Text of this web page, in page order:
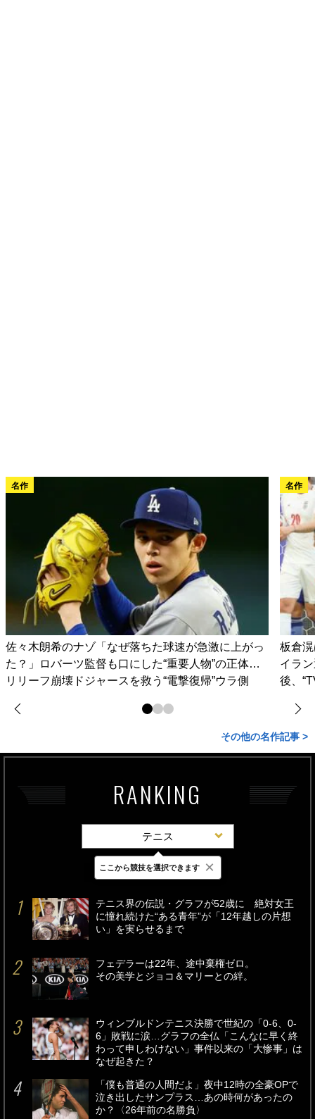
名作
佐々木朗希のナゾ「なぜ落ちた球速が急激に上がっ
た？」ロバーツ監督も口にした“重要人物”の正体…
リリーフ崩壊ドジャースを救う“電撃復帰”ウラ側
名作
板倉
イラ
後、
その他の名作記事 >
RANKING
テニス
最新 24時間 週間
テニス界の伝説・グラフが52歳に 絶対女王
に憧れ続けた“ある青年”が「12年越しの片想
い」を実らせるまで
フェデラーは22年、途中棄権ゼロ。
その美学とジョコ＆マリーとの絆。
ウィンブルドンテニス決勝で世紀の「0-6、0-
6」敗戦に涙…グラフの全仏「こんなに早く終
わって申しわけない」事件以来の「大惨事」は
なぜ起きた？
「僕も普通の人間だよ」夜中12時の全豪OPで
泣き出したサンプラス…あの時何があったの
か？〈26年前の名勝負〉
ここから競技を選択できます ×